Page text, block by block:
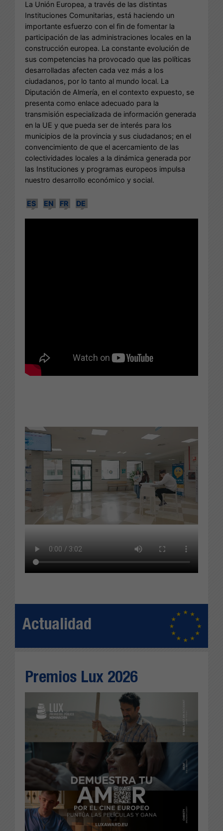
La Unión Europea, a través de las distintas
Instituciones Comunitarias, está haciendo un
importante esfuerzo con el fin de fomentar la
participación de las administraciones locales en la
construcción europea. La constante evolución de
sus competencias ha provocado que las políticas
desarrolladas afecten cada vez más a los
ciudadanos, por lo tanto al mundo local. La
Diputación de Almería, en el contexto expuesto, se
presenta como enlace adecuado para la
transmisión especializada de información generada
en la UE y que pueda ser de interés para los
municipios de la provincia y sus ciudadanos; en el
convencimiento de que el acercamiento de las
colectividades locales a la dinámica generada por
las Instituciones y programas europeos impulsa
nuestro desarrollo económico y social.
ES EN FR DE
Actualidad
Premios Lux 2026